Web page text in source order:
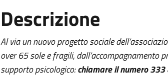
Descrizione
Al via un nuovo progetto sociale
over 65 sole e fragili, dall’accompagnamento
supporto psicologico:chiamare il numero